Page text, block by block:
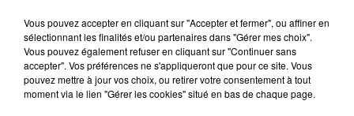
Morgan estprogrammateur au Fauteuil Rouge à
Bressuire.
0:00
Vous pouvez accepter en cliquant sur "Accepter et fermer", ou affiner en
sélectionnant les finalités et/ou partenaires dans "Gérer mes choix".
Vous pouvez également refuser en cliquant sur "Continuer sans
accepter". Vos préférences ne s'appliqueront que pour ce site. Vous
pouvez mettre à jour vos choix, ou retirer votre consentement à tout
moment via le lien "Gérer les cookies" situé en bas de chaque page.